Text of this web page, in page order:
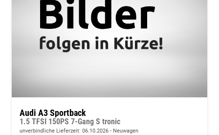
Audi A3 Sportback
1.5 TFSI 150PS 7-Gang S tronic
unverbindliche Lieferzeit: 06.10.2026 Neuwagen